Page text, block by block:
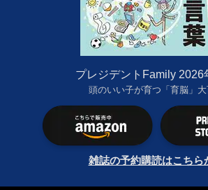
プレジデントFamily 2026
頭のいい子が育つ「育脳」
雑誌の予約購読はこちら